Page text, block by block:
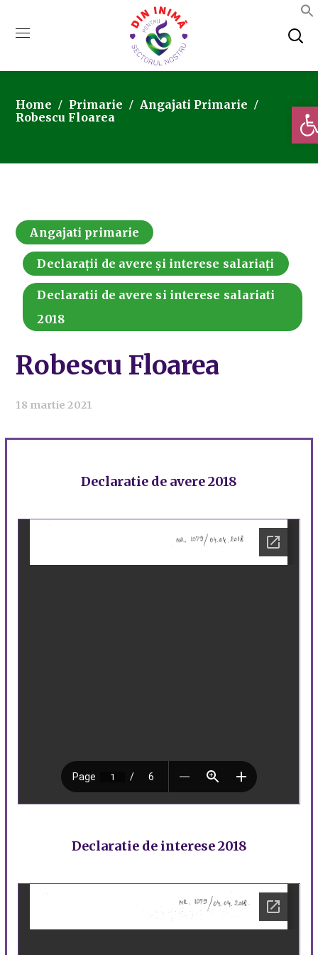
Home Primarie
Angajati Primarie
Robescu Floarea
Angajati primarie
Declarații de avere și interese salariați
Declaratii de avere si interese salariati
2018
Robescu Floarea
18 martie 2021
Declaratie de avere 2018
Declaratie de interese 2018